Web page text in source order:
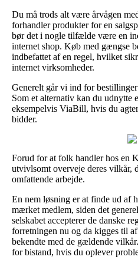
Du må trods alt være årvågen
forhandler produkter for en
bør det i nogle tilfælde være en
internet shop. Køb med gængse
indbefattet af en regel, hvilket
internet virksomheder.
Generelt går vi ind for
Som et alternativ kan du udnytte
eksempelvis ViaBill, hvis du
bidder.
Forud for at folk handler hos en
utvivlsomt overveje deres vilkår,
omfattende arbejde.
En nem løsning er at finde ud af
mærket medlem, siden det
selskabet accepterer de danske
forretningen nu og da kigges til
bekendte med de gældende
for bistand, hvis du oplever